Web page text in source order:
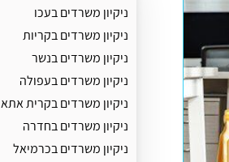
ניקיון משרדים בעכו
ניקיון משרדים בקריות
ניקיון משרדים בנשר
ניקיון משרדים בעפולה
ניקיון משרדים בקרית אתא
ניקיון משרדים בחדרה
ניקיון משרדים בכרמיאל